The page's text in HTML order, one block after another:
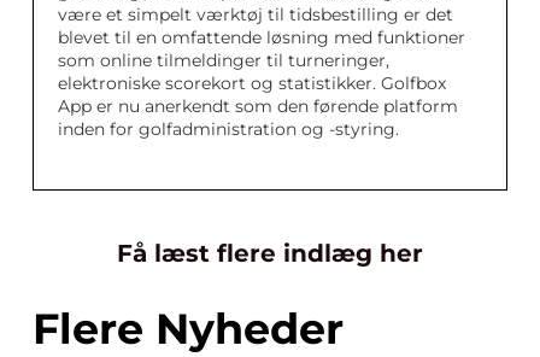
være et simpelt værktøj til tidsbestilling er det
blevet til en omfattende løsning med funktioner
som online tilmeldinger til turneringer,
elektroniske scorekort og statistikker. Golfbox
App er nu anerkendt som den førende platform
inden for golfadministration og -styring.
Få læst flere indlæg her
Flere Nyheder